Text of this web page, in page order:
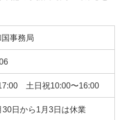
国事務局
土日祝10:00〜16:00
30日から1月3日は休業